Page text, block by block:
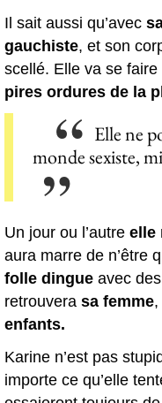
Il sait aussi qu’avec
gauchiste, et son
scellé. Elle va se
pires ordures de la
Elle ne
monde sexiste,
Un jour ou l’autre elle
aura marre de n’être
folle dingue avec des
retrouvera sa femme,
enfants.
Karine n’est pas
importe ce qu’elle